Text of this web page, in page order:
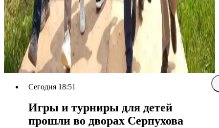
Сегодня 18:51
Игры и турниры для детей
прошли во дворах Серпухова